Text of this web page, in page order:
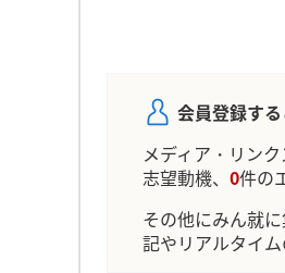
会員登録す
メディア・リン
志望動機、 0件の
その他にみん就
記やリアルタイム